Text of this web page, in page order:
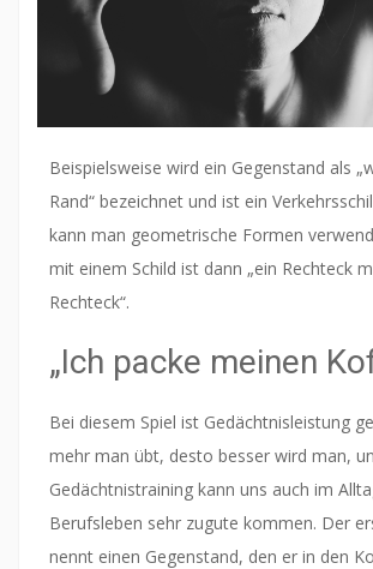
Beispielsweise wird ein Gegenstand als
Rand“ bezeichnet und ist ein
kann man geometrische Formen
mit einem Schild ist dann „ein Rechteck
Rechteck“.
„Ich packe meinen
Bei diesem Spiel ist Gedächtnisleistung
mehr man übt, desto besser wird man,
Gedächtnistraining kann uns auch im
Berufsleben sehr zugute kommen. Der
nennt einen Gegenstand, den er in den